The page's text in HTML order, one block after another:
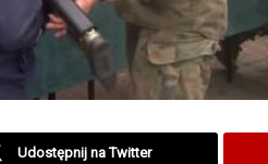
Udostępnij na Twitter